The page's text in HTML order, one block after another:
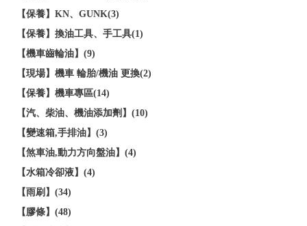
【保養】KN、GUNK(3)
【保養】換油工具、手工具(1)
【機車齒輪油】(9)
【現場】機車 輪胎/機油 更換(2)
【保養】機車專區(14)
【汽、柴油、機油添加劑】(10)
【變速箱,手排油】(3)
【煞車油,動力方向盤油】(4)
【水箱冷卻液】(4)
【雨刷】(34)
【膠條】(48)